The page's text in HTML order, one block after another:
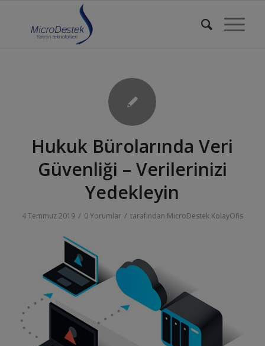
Hukuk Bürolarında Veri
Güvenliği – Verilerinizi
Yedekleyin
4 Temmuz 2019 / 0 Yorumlar / tarafından MicroDestek KolayOfis